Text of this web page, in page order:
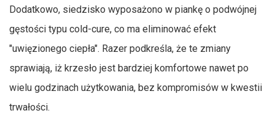
Dodatkowo, siedzisko wyposażono w piankę o podwójnej
gęstości typu cold-cure, co ma eliminować efekt
"uwięzionego ciepła". Razer podkreśla, że te zmiany
sprawiają, iż krzesło jest bardziej komfortowe nawet po
wielu godzinach użytkowania, bez kompromisów w kwestii
trwałości.